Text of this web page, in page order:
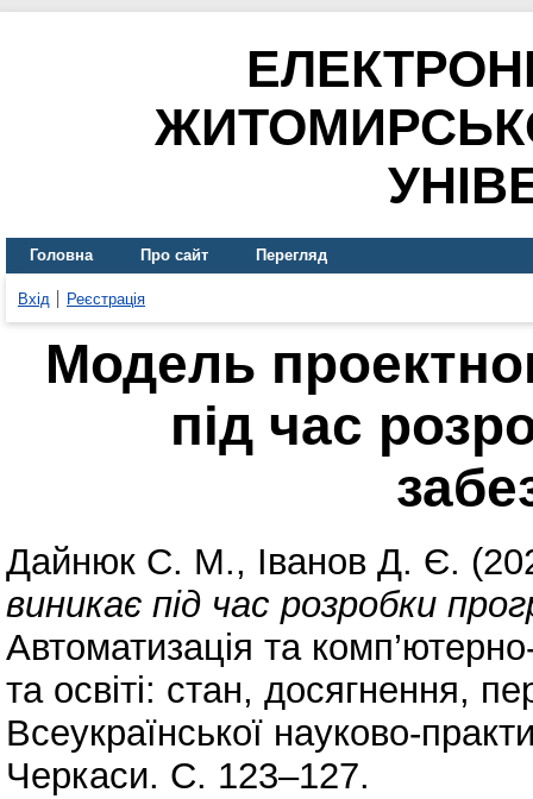
Головна Про сайт Перегляд
Вхід Реєстрація
Модель
під час
Дайнюк С. М., Іванов Д. Є.
виникає під час розробки
Автоматизація та
та освіті: стан, досягнення,
Всеукраїнської науково-
Черкаси. С. 123–127.